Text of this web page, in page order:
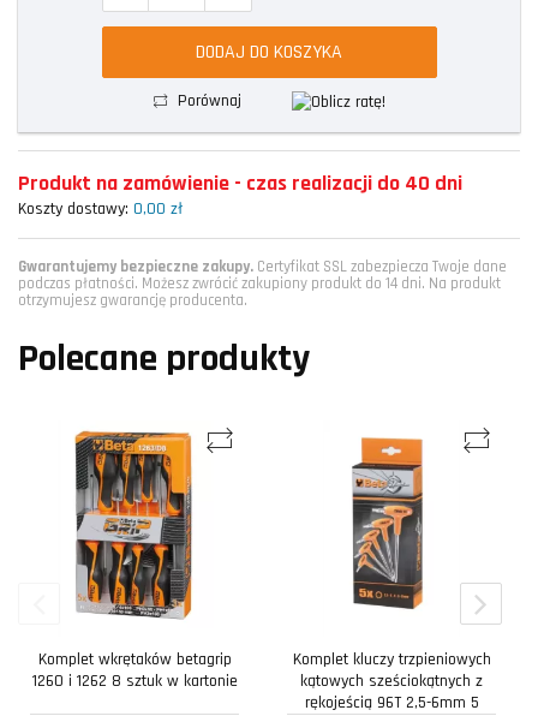
DODAJ DO KOSZYKA
Porównaj
Produkt na zamówienie - czas realizacji do 40 dni
Koszty dostawy: 0,00 zł
Gwarantujemy bezpieczne zakupy. Certyfikat SSL zabezpiecza Twoje dane
podczas płatności. Możesz zwrócić zakupiony produkt do 14 dni. Na produkt
otrzymujesz gwarancję producenta.
Polecane produkty
Komplet wkrętaków betagrip
1260 i 1262 8 sztuk w kartonie
Komplet kluczy trzpieniowych
kątowych sześciokątnych z
rękojeścią 96T 2,5-6mm 5